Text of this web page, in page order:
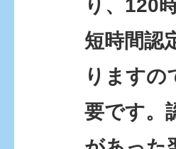
り、120
短時間認
りますの
要です。